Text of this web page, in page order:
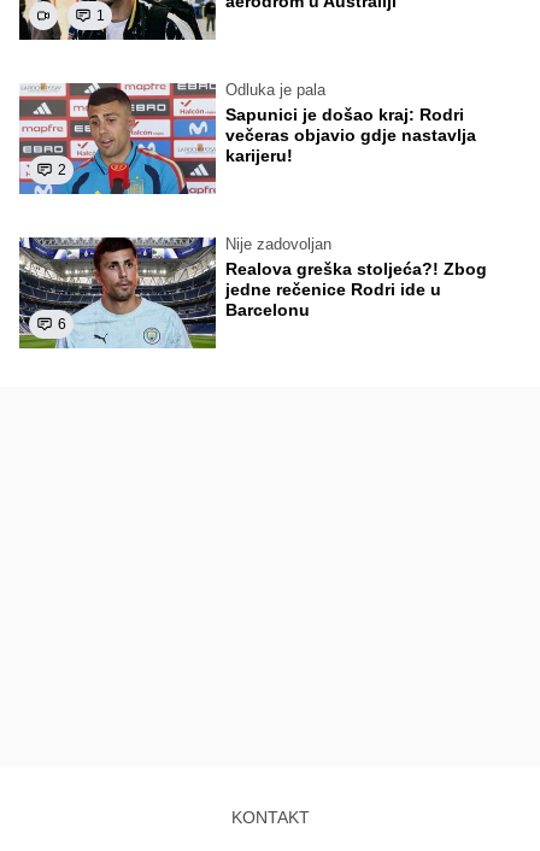
1
2
Odluka je pala
Sapunici je došao kraj: Rodri
večeras objavio gdje nastavlja
karijeru!
6
Nije zadovoljan
Realova greška stoljeća?! Zbog
jedne rečenice Rodri ide u
Barcelonu
KONTAKT